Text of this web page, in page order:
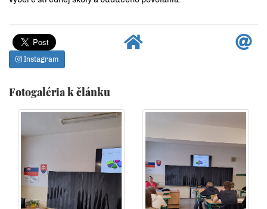
Instagram
Fotogaléria k článku